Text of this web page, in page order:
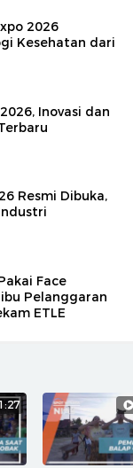
2026
Kesehatan dari
Inovasi dan
Resmi Dibuka,
Face
Pelanggaran
ETLE